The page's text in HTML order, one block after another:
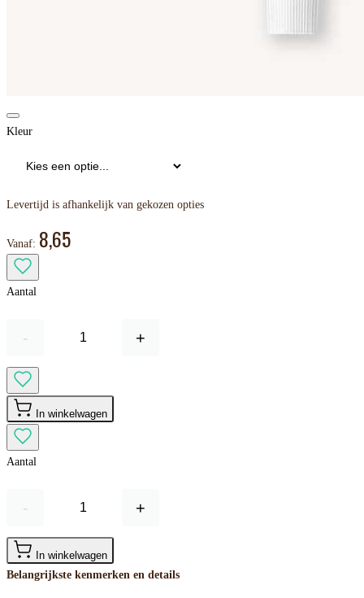
Kleur
Levertijd is afhankelijk van gekozen opties
Vanaf: 8,65
Aantal
- +
In winkelwagen
Aantal
- +
In winkelwagen
Belangrijkste kenmerken en details